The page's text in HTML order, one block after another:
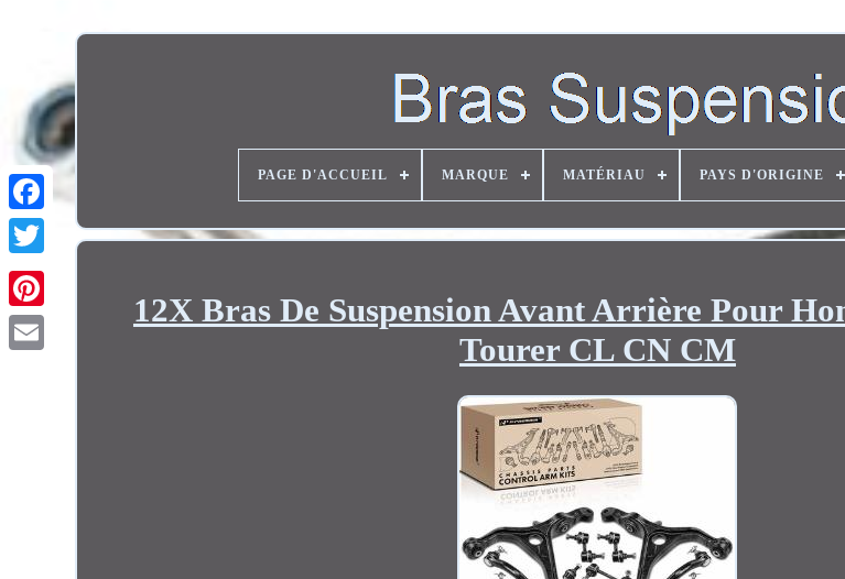
Twitter
PAGE D'ACCUEIL MARQUE MATÉRIAU PAYS D'ORIGINE
12X Bras De Suspension Avant Arrière Pour
Tourer CL CN CM